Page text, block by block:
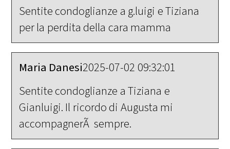
Sentite condoglianze a g.luigi e Tiziana
per la perdita della cara mamma
Maria Danesi2025-07-02 09:32:01
Sentite condoglianze a Tiziana e
Gianluigi. Il ricordo di Augusta mi
accompagnerÃ sempre.